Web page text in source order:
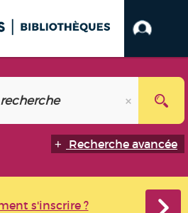
Recherche avancée
s'inscrire ?